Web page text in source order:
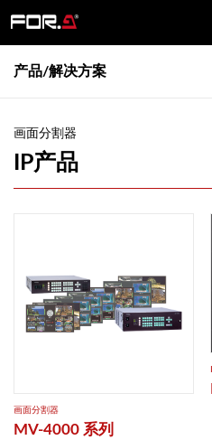
产品/解决方案
画面分割器
IP产品
画面分割器
MV-4000 系列